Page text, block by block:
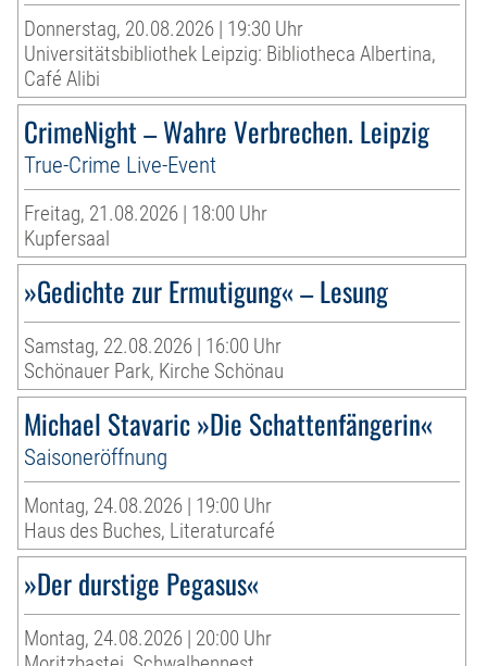
Donnerstag, 20.08.2026 | 19:30 Uhr
Universitätsbibliothek Leipzig: Bibliotheca Albertina,
Café Alibi
CrimeNight – Wahre Verbrechen. Leipzig
True-Crime Live-Event
Freitag, 21.08.2026 | 18:00 Uhr
Kupfersaal
»Gedichte zur Ermutigung« – Lesung
Samstag, 22.08.2026 | 16:00 Uhr
Schönauer Park, Kirche Schönau
Michael Stavaric »Die Schattenfängerin«
Saisoneröffnung
Montag, 24.08.2026 | 19:00 Uhr
Haus des Buches, Literaturcafé
»Der durstige Pegasus«
Montag, 24.08.2026 | 20:00 Uhr